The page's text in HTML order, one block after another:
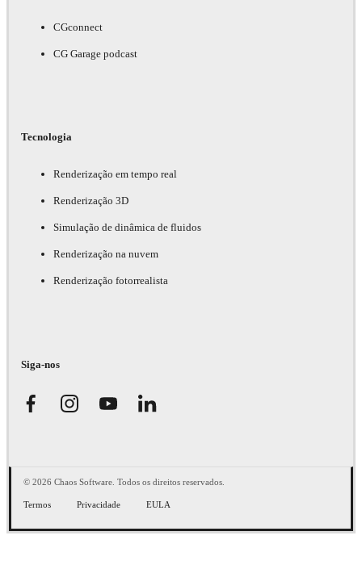
CGconnect
CG Garage podcast
Tecnologia
Renderização em tempo real
Renderização 3D
Simulação de dinâmica de fluidos
Renderização na nuvem
Renderização fotorrealista
Siga-nos
© 2026 Chaos Software. Todos os direitos reservados.
Termos Privacidade EULA